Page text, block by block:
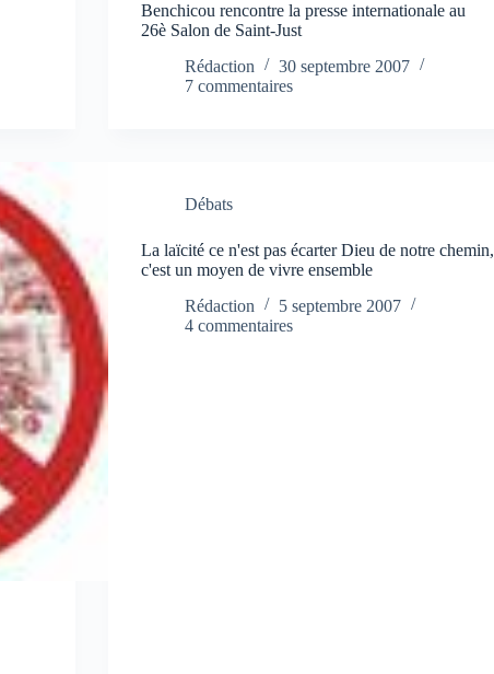
Benchicou rencontre la presse internationale au
26è Salon de Saint-Just
Rédaction
30 septembre 2007
7 commentaires
Débats
La laïcité ce n'est pas écarter Dieu de notre chemin,
c'est un moyen de vivre ensemble
Rédaction
5 septembre 2007
4 commentaires